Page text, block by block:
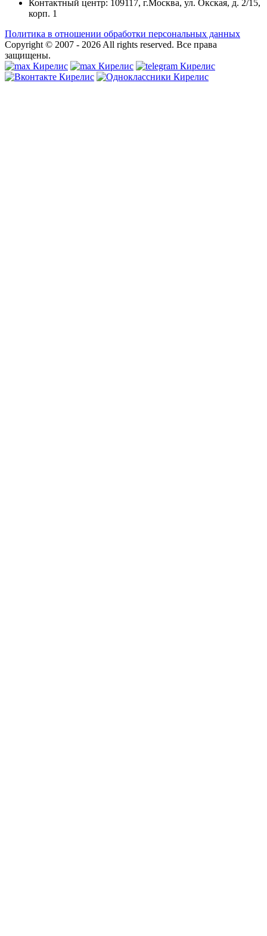
Контактный центр: 109117, г.Москва, ул. Окская, д. 2/15,
корп. 1
Политика в отношении обработки персональных данных
Copyright © 2007 - 2026 All rights reserved. Все права
защищены.